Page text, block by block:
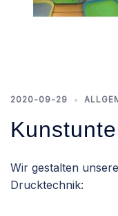
2020-09-29
Wir gestalten
Drucktechnik: